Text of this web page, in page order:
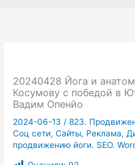
20240428 Йога и
Косумову с победой в
Вадим Опенйо
2024-06-13 /823.
Соц сети, Сайты, Реклама,
продвижению йоги. SEO.